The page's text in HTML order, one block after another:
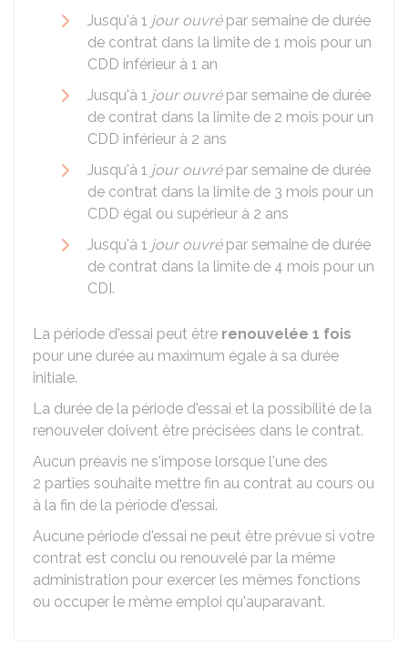
Jusqu'à 1 jour ouvrépar semaine de durée
de contrat dans la limite de 1 mois pour un
CDD inférieur à 1 an
Jusqu'à 1 jour ouvrépar semaine de durée
de contrat dans la limite de 2 mois pour un
CDD inférieur à 2 ans
Jusqu'à 1 jour ouvrépar semaine de durée
de contrat dans la limite de 3 mois pour un
CDD égal ou supérieur à 2 ans
Jusqu'à 1 jour ouvrépar semaine de durée
de contrat dans la limite de 4 mois pour un
CDI.
La période d'essai peut être renouvelée 1 fois
pour une durée au maximum égale à sa durée
initiale.
La durée de la période d'essai et la possibilité de la
renouveler doivent être précisées dans le contrat.
Aucun préavis ne s'impose lorsque l'une des
2 parties souhaite mettre fin au contrat au cours ou
à la fin de la période d'essai.
Aucune période d'essai ne peut être prévue si votre
contrat est conclu ou renouvelé par la même
administration pour exercer les mêmes fonctions
ou occuper le même emploi qu'auparavant.